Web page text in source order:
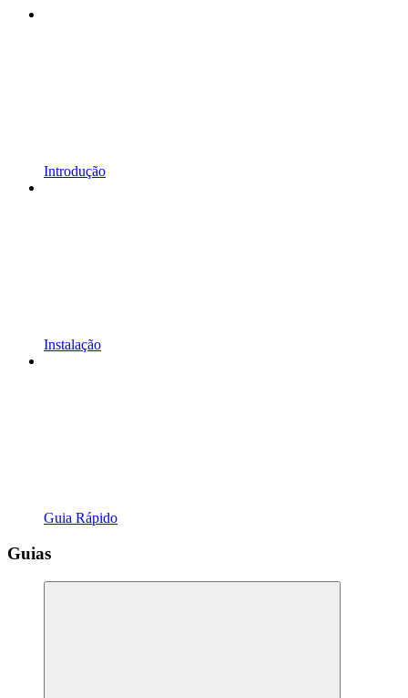
Introdução
Instalação
Guia Rápido
Guias